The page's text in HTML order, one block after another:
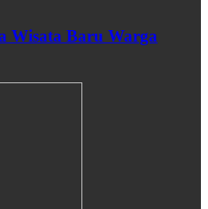
Wisata Baru Warga